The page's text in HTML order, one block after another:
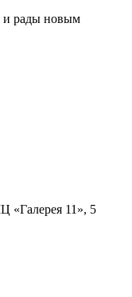
и рады новым
«Галерея 11», 5